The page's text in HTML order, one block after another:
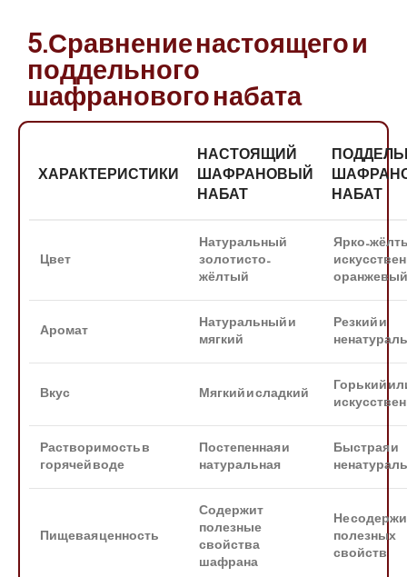
5.Сравнение настоящего и
поддельного
шафранового набата
ХАРАКТЕРИСТИКИ
НАСТОЯЩИЙ
ШАФРАНОВЫЙ
НАБАТ
НАБАТ
Цвет
Натуральный
золотисто-
жёлтый
Ярко-
оранжевый
Аромат
Натуральный и
мягкий
Резкий и
Вкус Мягкий и сладкий
Горький
Растворимость в
горячей воде
Постепенная и
натуральная
Быстрая и
Пищевая ценность
Содержит
полезные
свойства
шафрана
Не
полезных
свойств